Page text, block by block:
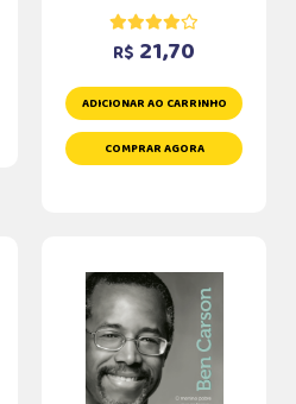
R$ 21,70
ADICIONAR AO CARRINHO
COMPRAR AGORA